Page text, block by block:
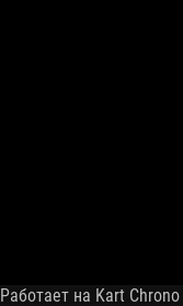
Работает на Kart Chrono